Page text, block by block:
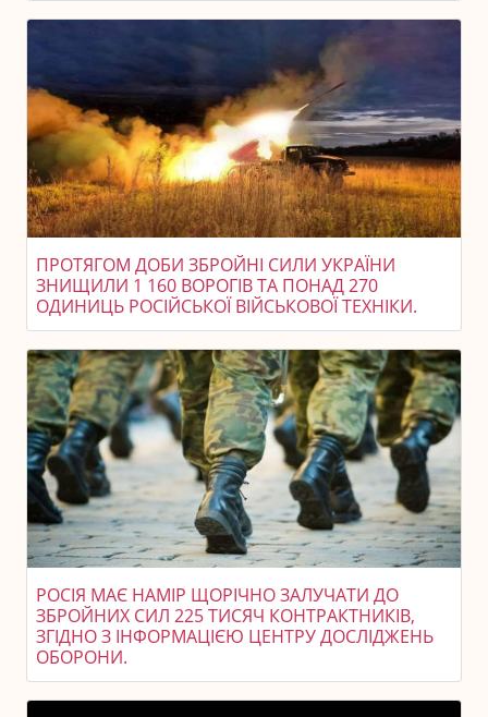
ПРОТЯГОМ ДОБИ ЗБРОЙНІ СИЛИ УКРАЇНИ
ЗНИЩИЛИ 1 160 ВОРОГІВ ТА ПОНАД 270
ОДИНИЦЬ РОСІЙСЬКОЇ ВІЙСЬКОВОЇ ТЕХНІКИ.
РОСІЯ МАЄ НАМІР ЩОРІЧНО ЗАЛУЧАТИ ДО
ЗБРОЙНИХ СИЛ 225 ТИСЯЧ КОНТРАКТНИКІВ,
ЗГІДНО З ІНФОРМАЦІЄЮ ЦЕНТРУ ДОСЛІДЖЕНЬ
ОБОРОНИ.